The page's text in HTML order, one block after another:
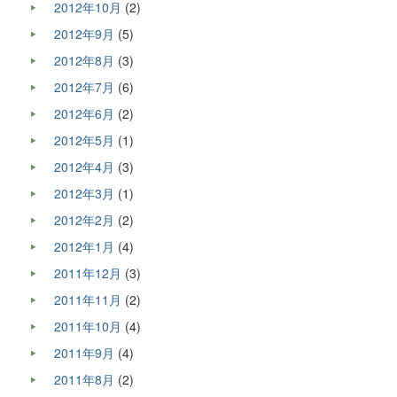
2012年10月 (2)
2012年9月 (5)
2012年8月 (3)
2012年7月 (6)
2012年6月 (2)
2012年5月 (1)
2012年4月 (3)
2012年3月 (1)
2012年2月 (2)
2012年1月 (4)
2011年12月 (3)
2011年11月 (2)
2011年10月 (4)
2011年9月 (4)
2011年8月 (2)